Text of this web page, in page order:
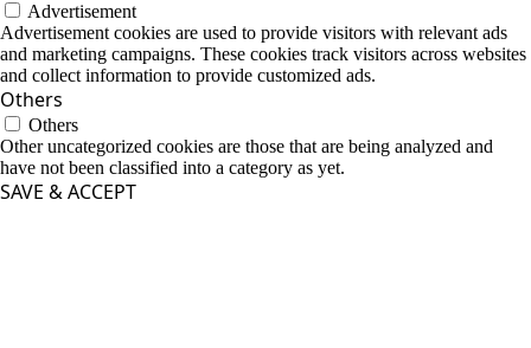
Advertisement
Advertisement cookies are used to provide visitors with relevant ads
and marketing campaigns. These cookies track visitors across websites
and collect information to provide customized ads.
Others
Others
Other uncategorized cookies are those that are being analyzed and
have not been classified into a category as yet.
SAVE & ACCEPT